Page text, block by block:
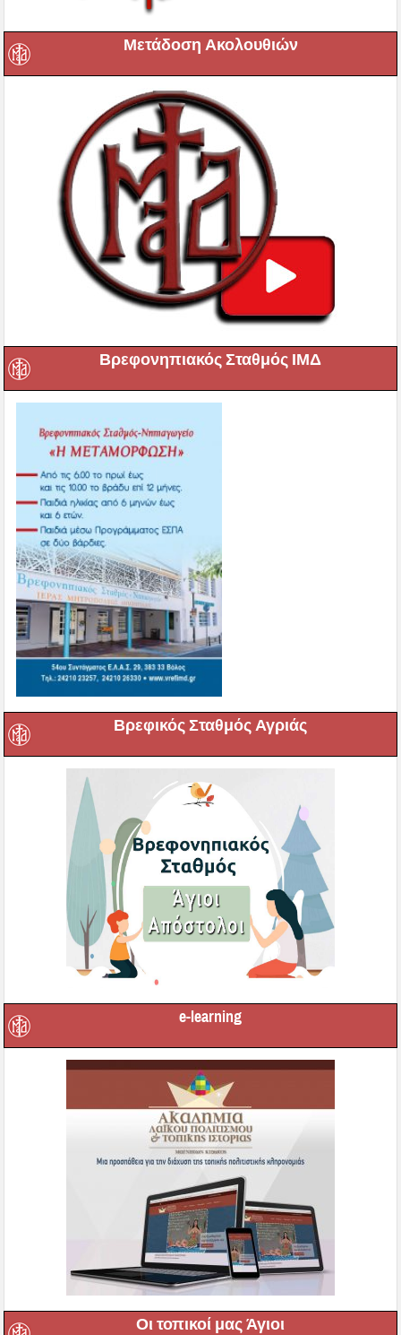
Μετάδοση Ακολουθιών
Βρεφονηπιακός Σταθμός ΙΜΔ
Βρεφικός Σταθμός Αγριάς
e-learning
Οι τοπικοί μας Άγιοι